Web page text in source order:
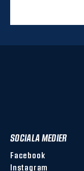
SOCIALA MEDIER
Facebook
Instagram